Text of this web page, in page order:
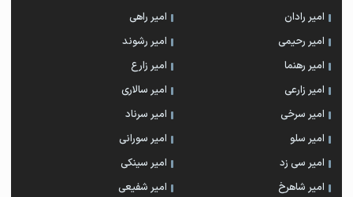
امیر رادان
امیر راهی
امیر رحیمی
امیر رشوند
امیر رهنما
امیر زارع
امیر زارعی
امیر سالاری
امیر سرخی
امیر سرناد
امیر سلو
امیر سورانی
امیر سی زد
امیر سینکی
امیر شاهرخ
امیر شفیعی